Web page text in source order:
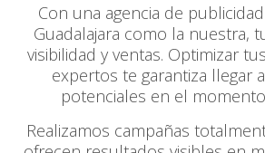
Con una agencia de
Guadalajara como la nuestra,
visibilidad y ventas. Optimizar
expertos te garantiza llegar
potenciales en el
Realizamos campañas